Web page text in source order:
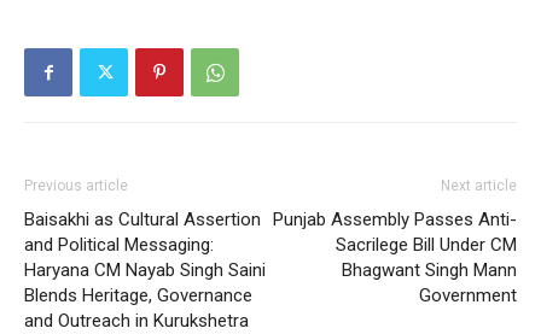
SUBSCRIBE NOW
Company
About
Contact us
Previous article
Baisakhi as Cultural Assertion
and Political Messaging:
Haryana CM Nayab Singh Saini
Blends Heritage, Governance
and Outreach in Kurukshetra
Next article
Punjab Assembly Passes Anti-
Sacrilege Bill Under CM
Bhagwant Singh Mann
Government